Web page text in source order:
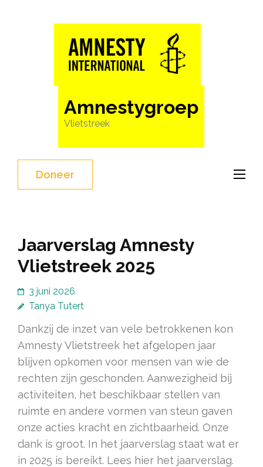
Amnestygroep
Vlietstreek
Doneer
Nieuws
Jaarverslag Amnesty
Vlietstreek 2025
3 juni 2026
Tanya Tutert
Dankzij de inzet van vele betrokkenen kon
Amnesty Vlietstreek het afgelopen jaar
blijven opkomen voor mensen van wie de
rechten zijn geschonden. Aanwezigheid bij
activiteiten, het beschikbaar stellen van
ruimte en andere vormen van steun gaven
onze acties kracht en zichtbaarheid. Onze
dank is groot. In het jaarverslag staat wat er
in 2025 is bereikt. Lees hier het jaarverslag.